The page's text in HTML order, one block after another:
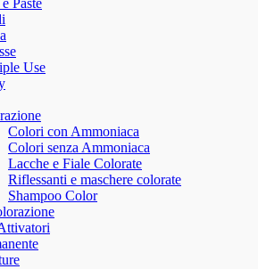
Paste
Use
Colori con Ammoniaca
Colori senza Ammoniaca
Lacche e Fiale Colorate
Riflessanti e maschere colorate
Shampoo Color